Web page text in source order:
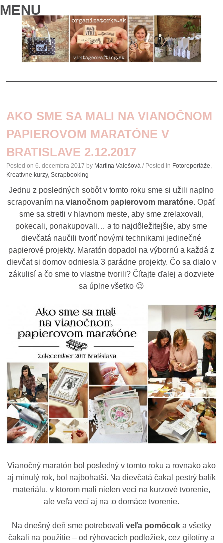
MENU
CONTENT
AKO SME SA MALI NA VIANOČNOM
PAPIEROVOM MARATÓNE V
BRATISLAVE 2.12.2017
Posted on6. decembra 2017 by Martina Valešová / Posted in Fotoreportáže
Kreatívne kurzy,Scrapbooking
Jednu z posledných sobôt v tomto roku sme si užili naplno
scrapovaním navianočnom papierovom maratóne. Opäť
sme sa stretli v hlavnom meste, aby sme zrelaxovali,
pokecali, ponakupovali… a to najdôležitejšie, aby sme
dievčatá naučili tvoriť novými technikami jedinečné
papierové projekty. Maratón dopadol na výbornú a každá z
dievčat si domov odniesla 3 parádne projekty. Čo sa dialo v
zákulisí a čo sme to vlastne tvorili? Čítajte ďalej a dozviete
sa úplne všetko 😉
Vianočný maratón bol posledný v tomto roku a rovnako ako
aj minulý rok, bol najbohatší. Na dievčatá čakal pestrý balík
materiálu, v ktorom mali nielen veci na kurzové tvorenie,
ale veľa vecí aj na to domáce tvorenie.
Na dnešný deň sme potrebovali veľa pomôcoka všetky
čakali na použitie – od rýhovacích podložiek, cez gilotíny a